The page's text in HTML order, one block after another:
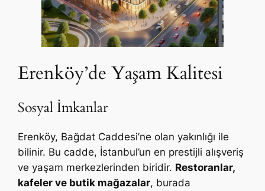
Erenköy’de Yaşam Kalitesi
Sosyal İmkanlar
Erenköy, Bağdat Caddesi’ne olan yakınlığı ile
bilinir. Bu cadde, İstanbul’un en prestijli alışveriş
ve yaşam merkezlerinden biridir. Restoranlar,
kafeler ve butik mağazalar, burada